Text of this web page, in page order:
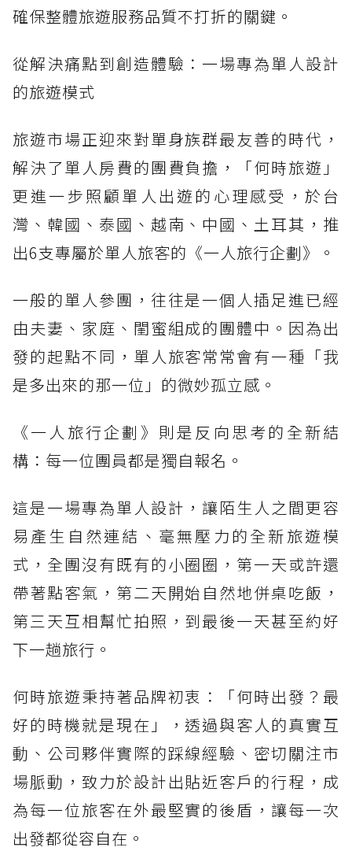
確保整體旅遊服務品質不打折的關鍵。
從解決痛點到創造體驗：一場專為單人設計
的旅遊模式
旅遊市場正迎來對單身族群最友善的時代，
解決了單人房費的團費負擔，「何時旅遊」
更進一步照顧單人出遊的心理感受，於台
灣、韓國、泰國、越南、中國、土耳其，推
出6支專屬於單人旅客的《一人旅行企劃》。
一般的單人參團，往往是一個人插足進已經
由夫妻、家庭、閨蜜組成的團體中。因為出
發的起點不同，單人旅客常常會有一種「我
是多出來的那一位」的微妙孤立感。
《一人旅行企劃》則是反向思考的全新結
構：每一位團員都是獨自報名。
這是一場專為單人設計，讓陌生人之間更容
易產生自然連結、毫無壓力的全新旅遊模
式，全團沒有既有的小圈圈，第一天或許還
帶著點客氣，第二天開始自然地併桌吃飯，
第三天互相幫忙拍照，到最後一天甚至約好
下一趟旅行。
何時旅遊秉持著品牌初衷：「何時出發？最
好的時機就是現在」，透過與客人的真實互
動、公司夥伴實際的踩線經驗、密切關注市
場脈動，致力於設計出貼近客戶的行程，成
為每一位旅客在外最堅實的後盾，讓每一次
出發都從容自在。